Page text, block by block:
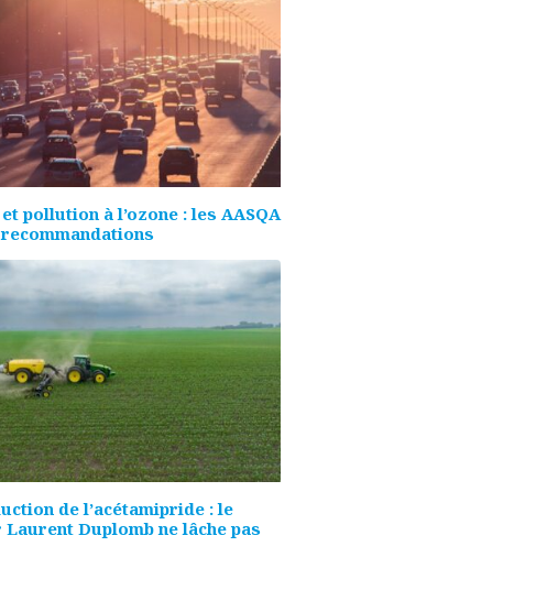
pollution à l’ozone : les AASQA
de l’acétamipride : le
Duplomb ne lâche pas